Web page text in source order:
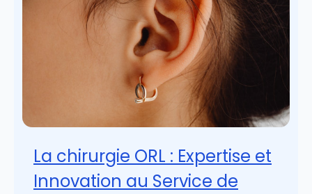
La chirurgie ORL : Expertise et
Innovation au Service de